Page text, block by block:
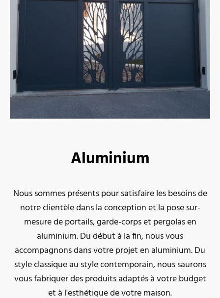
Aluminium
Noussommes présents pour satisfaire les besoins de
notre clientèle dans la conception et la pose sur-
mesure de portails, garde-corps et pergolas en
aluminium. Du début à la fin, nous vous
accompagnons dans votre projet en aluminium. Du
style classique au style contemporain, nous saurons
vous fabriquer des produits adaptés à votre budget
et à l'esthétique de votre maison.